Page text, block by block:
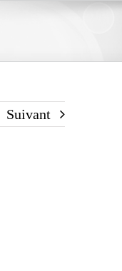
Suivant